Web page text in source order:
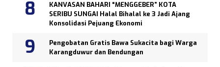
KANVASAN BAHARI “MENGGEBER” KOTA
SERIBU SUNGAI Halal Bihalal ke 3 Jadi Ajang
Konsolidasi Pejuang Ekonomi
Pengobatan Gratis Bawa Sukacita bagi Warga
Karangduwur dan Bendungan